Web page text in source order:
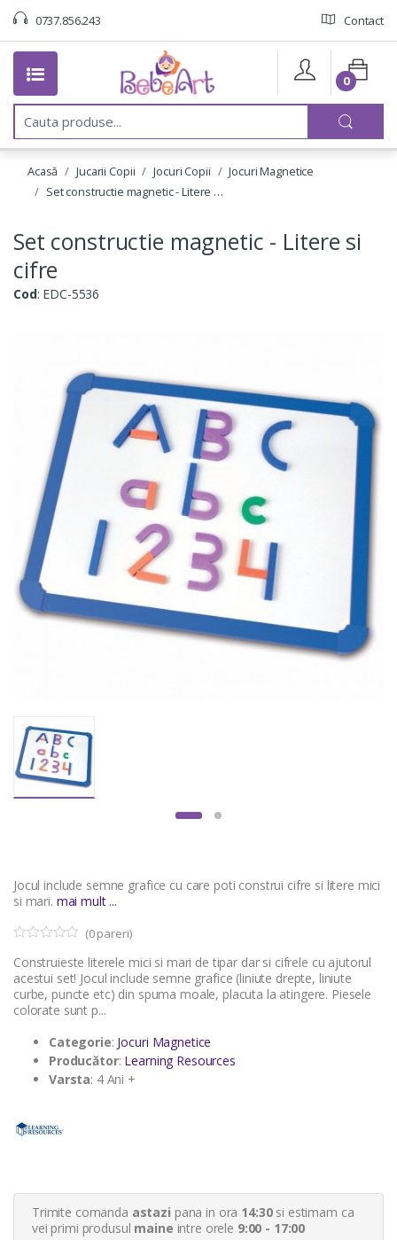
0737.856.243 Contact
C
u
0
Acasă Jucarii Copii Jocuri Copii
Jocuri Magnetice
Set constructie magnetic - Litere …
Set constructie magnetic - Litere si
cifre
Cod: EDC-5536
Jocul include semne grafice cu care poti construi cifre si litere mici
si mari. mai mult ...
o
u
o
f
u
s
r
(0pareri)
Construieste literele mici si mari de tipar dar si cifrele cu ajutorul
acestui set! Jocul include semne grafice (liniute drepte, liniute
curbe, puncte etc) din spuma moale, placuta la atingere. Piesele
colorate sunt p...
Categorie: Jocuri Magnetice
Producător: Learning Resources
Varsta: 4 Ani +
Trimite comanda astazi pana in ora 14:30si estimam ca
vei primi produsul maine intre orele 9:00 - 17:00